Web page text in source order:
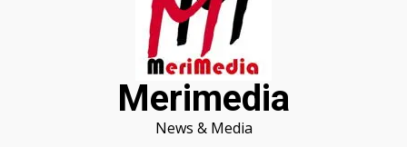
Merimedia
News & Media